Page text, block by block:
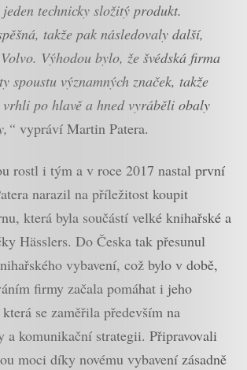
technicky složitý produkt.
takže pak následovaly další,
Výhodou bylo, že švédská firma
spoustu významných značek, takže
vrhli po hlavě a hned vyráběli obaly
vypráví Martin Patera.
rostl i tým a v roce 2017 nastal první
narazil na příležitost koupit
která byla součástí velké knihařské a
Hässlers. Do Česka tak přesunul
vybavení, což bylo v době,
firmy začala pomáhat i jeho
se zaměřila především na
a komunikační strategii. Připravovali
moci díky novému vybavení zásadně